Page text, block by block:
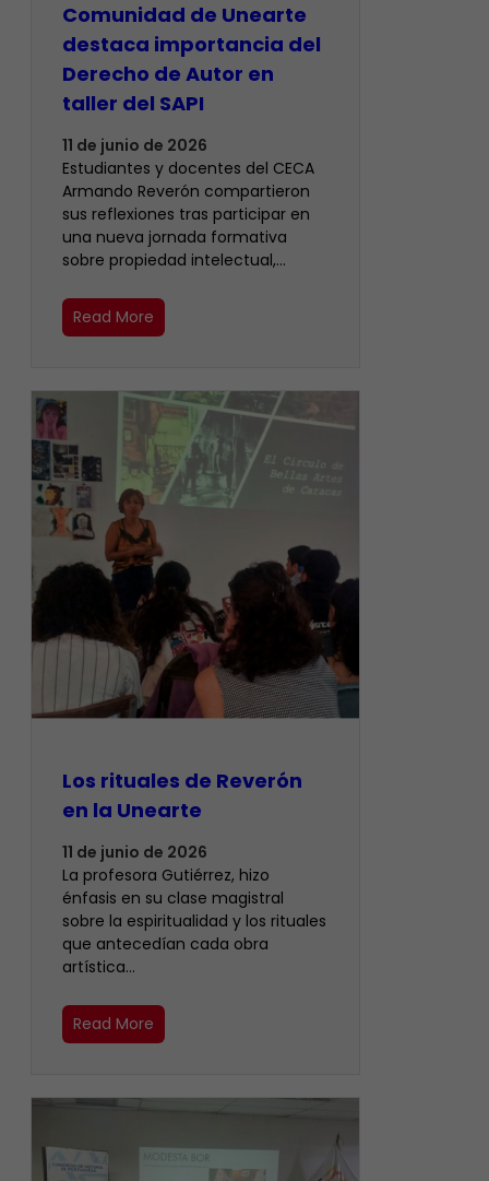
Comunidad de Unearte
destaca importancia del
Derecho de Autor en
taller del SAPI
11 de junio de 2026
Estudiantes y docentes del CECA
Armando Reverón compartieron
sus reflexiones tras participar en
una nueva jornada formativa
sobre propiedad intelectual,…
Read More
Los rituales de Reverón
en la Unearte
11 de junio de 2026
La profesora Gutiérrez, hizo
énfasis en su clase magistral
sobre la espiritualidad y los rituales
que antecedían cada obra
artística…
Read More